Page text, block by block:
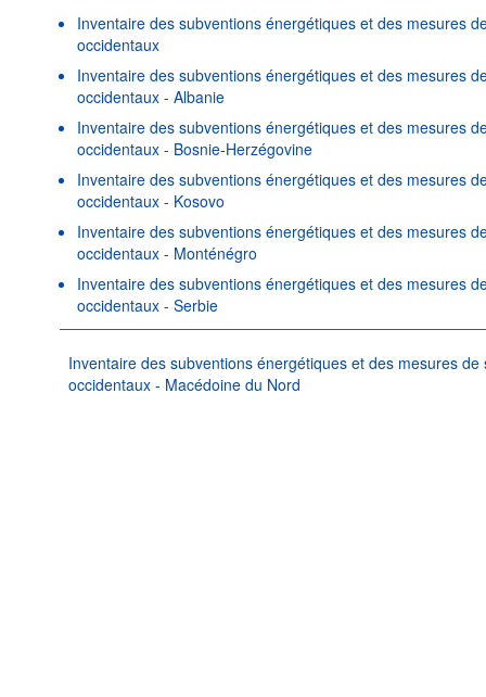
Inventaire des subventions énergétiques et des mesures
occidentaux
Inventaire des subventions énergétiques et des mesures
occidentaux - Albanie
Inventaire des subventions énergétiques et des mesures
occidentaux - Bosnie-Herzégovine
Inventaire des subventions énergétiques et des mesures
occidentaux - Kosovo
Inventaire des subventions énergétiques et des mesures
occidentaux - Monténégro
Inventaire des subventions énergétiques et des mesures
occidentaux - Serbie
Inventaire des subventions énergétiques et des mesures
occidentaux - Macédoine du Nord